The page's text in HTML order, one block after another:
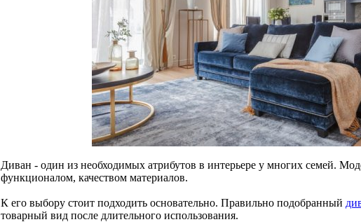
Диван - один из необходимых атрибутов в интерьере у многих семей.
функционалом, качеством материалов.
К его выбору стоит подходить основательно. Правильно подобранный
товарный вид после длительного использования.